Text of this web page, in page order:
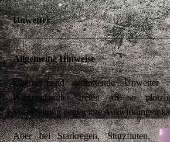
Unwetter
Allgemeine Hinweise
Überraschend auftretende
Wärmegewitter treten oft so
Vorbereitung gegen ihre Auswirkungen
Aber bei Starkregen, Sturzfluten,